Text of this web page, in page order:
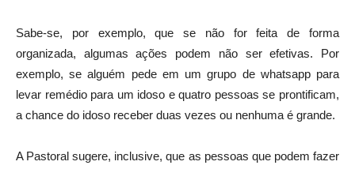
Sabe-se, por exemplo, que se não for feita de forma
organizada, algumas ações podem não ser efetivas. Por
exemplo, se alguém pede em um grupo de whatsapp para
levar remédio para um idoso e quatro pessoas se prontificam,
a chance do idoso receber duas vezes ou nenhuma é grande.
A Pastoral sugere, inclusive, que as pessoas que podem fazer